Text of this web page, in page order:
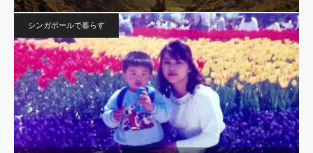
シンガポールで暮らす